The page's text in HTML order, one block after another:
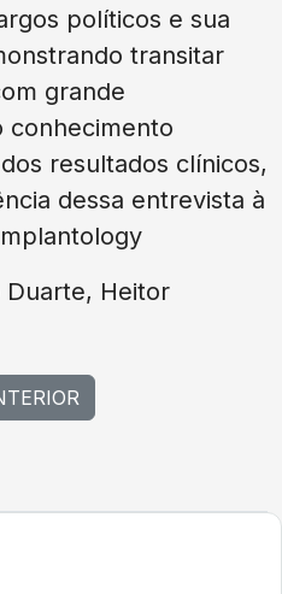
políticos e sua
transitar
grande
conhecimento
resultados clínicos,
dessa entrevista à
Duarte, Heitor